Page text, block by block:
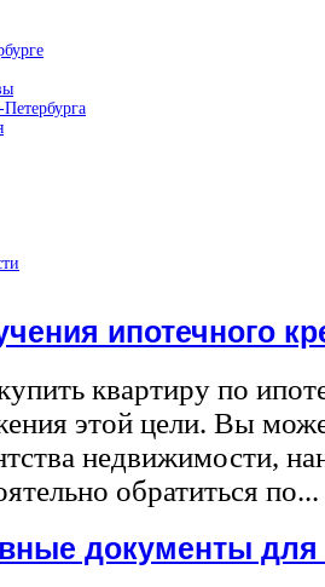
ипотечного
квартиру по
этой цели. Вы
недвижимости,
обратиться по...
документы